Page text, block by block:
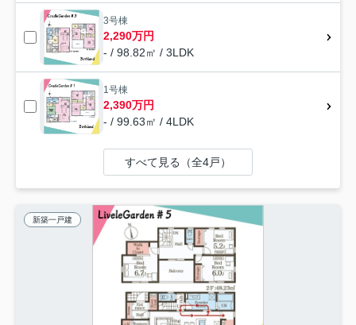
3号棟
2,290万円
- / 98.82㎡ / 3LDK
1号棟
2,390万円
- / 99.63㎡ / 4LDK
すべて見る（全4戸）
新築一戸建